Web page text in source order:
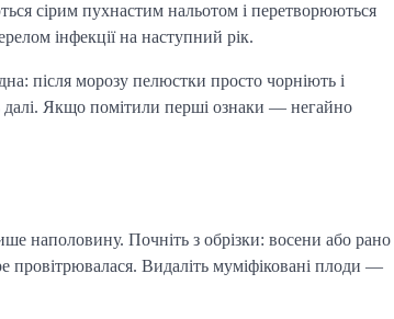
сірим пухнастим нальотом і перетворюються
інфекції на наступний рік.
після морозу пелюстки просто чорніють і
далі. Якщо помітили перші ознаки — негайно
наполовину. Почніть з обрізки: восени або рано
провітрювалася. Видаліть муміфіковані плоди —